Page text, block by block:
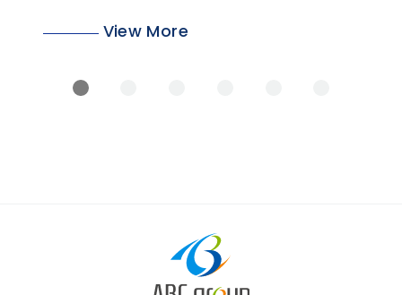
View More
1